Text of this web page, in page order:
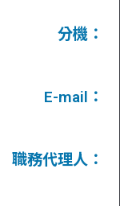
分機：
E-mail：
職務代理人：